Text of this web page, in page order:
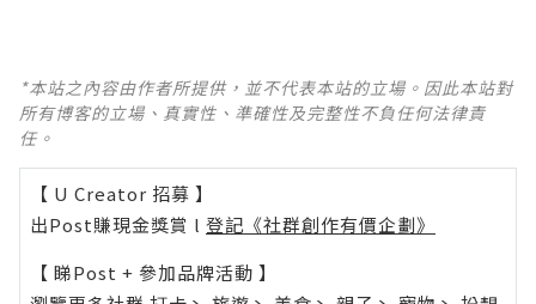
*本站之內容由作者所提供，並不代表本站的立場。因此本站對
所有博客的立場、真實性、準確性及完整性不負任何法律責
任。
【 U Creator 招募 】
出Post賺現金獎賞 l 登記《社群創作有價企劃》
【 睇Post + 參加品牌活動 】